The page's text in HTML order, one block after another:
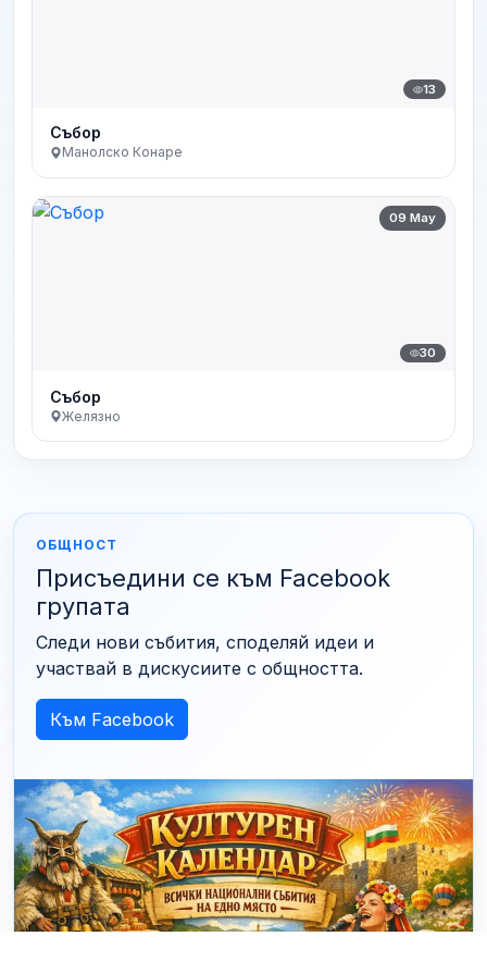
13
Събор
Манолско Конаре
09 May
30
Събор
Желязно
ОБЩНОСТ
Присъедини се към Facebook
групата
Следи нови събития, споделяй идеи и
участвай в дискусиите с общността.
Към Facebook